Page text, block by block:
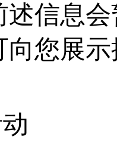
述信息
向您展